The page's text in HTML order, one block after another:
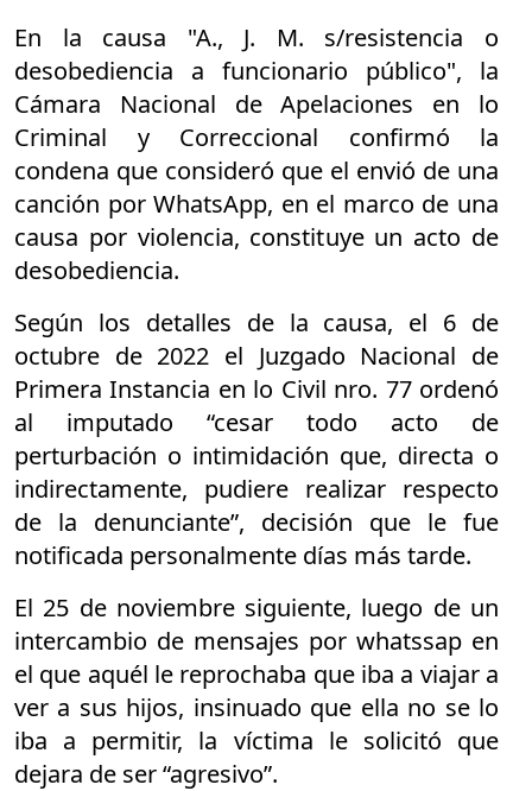
En la causa "A., J. M. s/resistencia o
desobediencia a funcionario público", la
Cámara Nacional de Apelaciones en lo
Criminal y Correccional confirmó la
condena que consideró que el envió de una
canción por WhatsApp, en el marco de una
causa por violencia, constituye un acto de
desobediencia.
Según los detalles de la causa, el 6 de
octubre de 2022 el Juzgado Nacional de
Primera Instancia en lo Civil nro. 77 ordenó
al imputado “cesar todo acto de
perturbación o intimidación que, directa o
indirectamente, pudiere realizar respecto
de la denunciante”, decisión que le fue
notificada personalmente días más tarde.
El 25 de noviembre siguiente, luego de un
intercambio de mensajes por whatssap en
el que aquél le reprochaba que iba a viajar a
ver a sus hijos, insinuado que ella no se lo
iba a permitir, la víctima le solicitó que
dejara de ser “agresivo”.